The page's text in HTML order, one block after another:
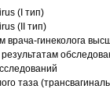
(I тип)
(II тип)
врача-гинеколога
результатам
таза